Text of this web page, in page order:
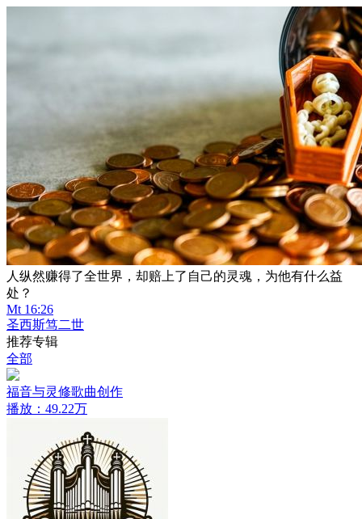
人纵然赚得了全世界，却赔上了自己的灵魂，为他有什么益
处？
Mt 16:26
圣西斯笃二世
推荐专辑
全部
福音与灵修歌曲创作
播放：49.22万